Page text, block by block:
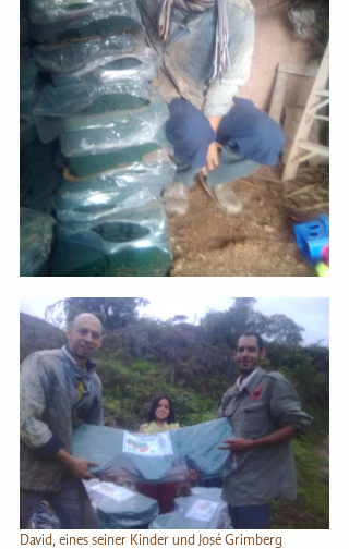
David, eines seiner Kinder und José Grimberg